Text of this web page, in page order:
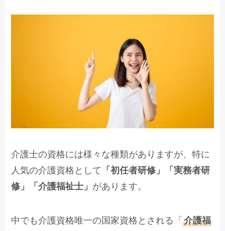
介護士の資格には様々な種類がありますが、特に
人気の介護資格として 「初任者研修」「実務者研
修」「介護福祉士」 があります。
中でも介護資格唯一の国家資格とされる「介護福